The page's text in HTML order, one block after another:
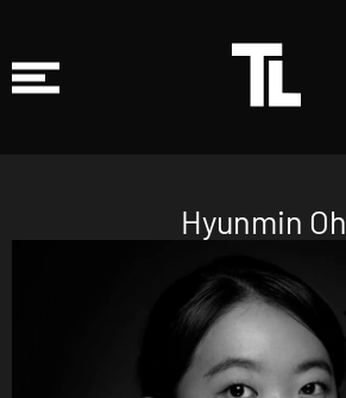
Hyunmin Oh